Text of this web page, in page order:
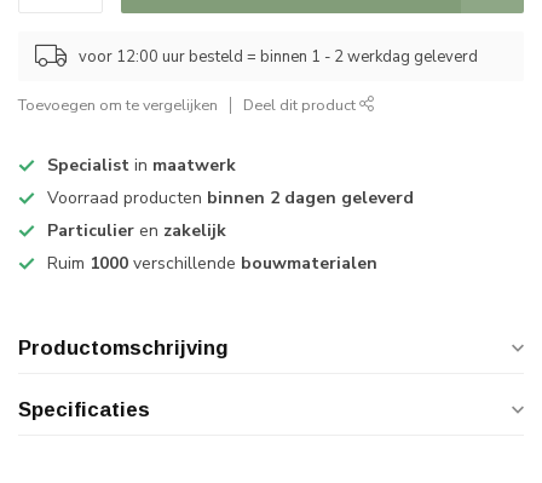
voor 12:00 uur besteld = binnen 1 - 2 werkdag geleverd
Toevoegen om te vergelijken Deel dit product
Specialist in maatwerk
Voorraad producten binnen 2 dagen geleverd
Particulier en zakelijk
Ruim 1000 verschillende bouwmaterialen
Productomschrijving
Specificaties